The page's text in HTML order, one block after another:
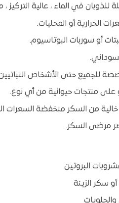
للذوبان في الماء ، عالية التركيز
الحرارية أو المحليات.
أو سوربات البوتاسيوم.
للجميع حتى الأشخاص
على منتجات حيوانية من أي نوع.
من السكر منخفضة السعرات
مرضى السكر.
البروتين
سكر الزينة